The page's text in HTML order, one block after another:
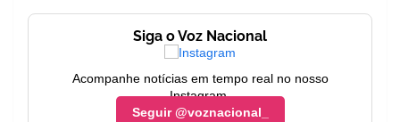
Siga o Voz Nacional
Acompanhe notícias em tempo real no nosso
Instagram.
Seguir @voznacional_